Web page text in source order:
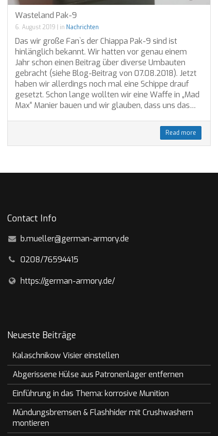
Wasteland Pak-9
6. August 2019 | in Nachrichten
Das wir große Fan`s der Chiappa Pak-9 sind ist
hinlänglich bekannt. Wir hatten vor genau einem
Jahr schon einen Beitrag über diverse Umbauten
gebracht (siehe Blog-Beitrag von 07.08.2018). Jetzt
haben wir allerdings noch mal eine Schippe drauf
gesetzt. Schon lange wollten wir eine Waffe in „Mad
Max“ Manier bauen und wir glauben, dass uns das…
Read more
Contact Info
b.mueller@german-armory.de
0208/76594415
https://german-armory.de/
Neueste Beiträge
Kalaschnikow Visier einstellen
Abgerissene Hülse aus Patronenlager entfernen
Einführung in das Thema: korrosive Munition
Mündungsbremsen & Flashhider mit Crushwashern
montieren